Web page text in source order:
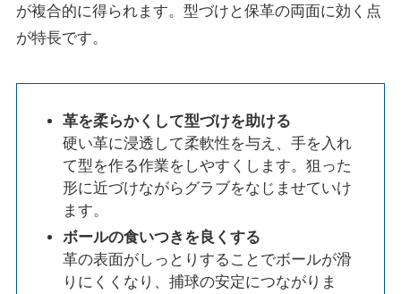
が複合的に得られます。型づけと保革の両面に効く点
が特長です。
革を柔らかくして型づけを助ける
硬い革に浸透して柔軟性を与え、手を入れ
て型を作る作業をしやすくします。狙った
形に近づけながらグラブをなじませていけ
ます。
ボールの食いつきを良くする
革の表面がしっとりすることでボールが滑
りにくくなり、捕球の安定につながりま